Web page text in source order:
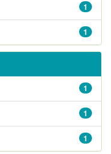
1
1
1
1
1